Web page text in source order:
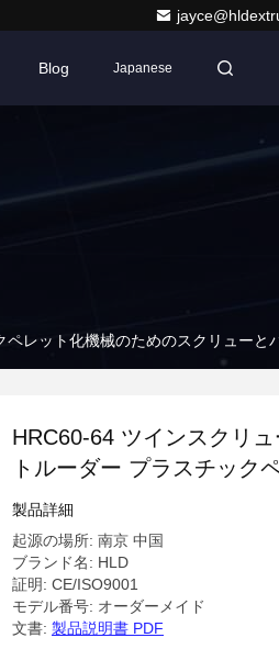
Blog Japanese
レット化機械のためのスクリューと
HRC60-64 ツインスクリ
トルーダー プラスチック
スクリューとバレル
製品詳細
起源の場所: 南京 中国
ブランド名: HLD
証明: CE/ISO9001
モデル番号: オーダーメイド
文書: 製品説明書 PDF